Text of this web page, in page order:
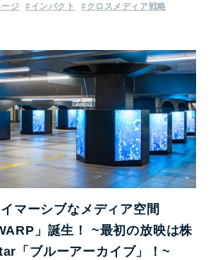
ジ #インパクト #クロスメディア戦略
マーシブなメディア空間
」誕生！ ~最初の放映は株
「ブルーアーカイブ」！~